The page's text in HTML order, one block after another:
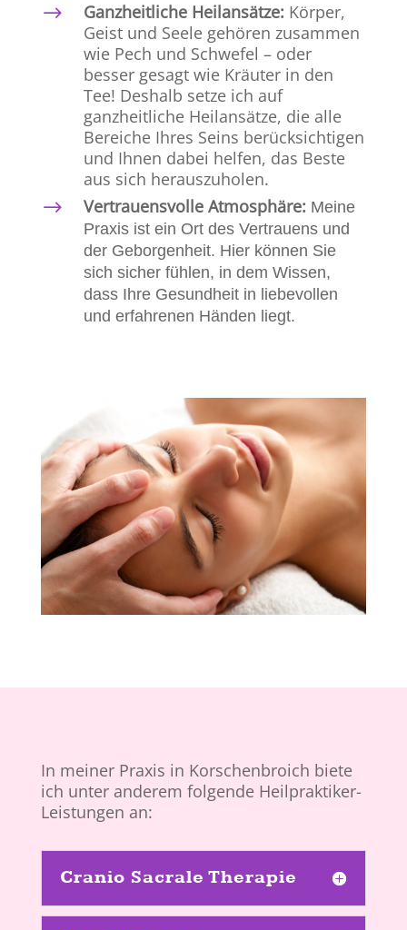
$ Ganzheitliche Heilansätze: Körper,
Geist und Seele gehören zusammen
wie Pech und Schwefel – oder
besser gesagt wie Kräuter in den
Tee! Deshalb setze ich auf
ganzheitliche Heilansätze, die alle
Bereiche Ihres Seins berücksichtigen
und Ihnen dabei helfen, das Beste
aus sich herauszuholen.
$ Vertrauensvolle Atmosphäre: Meine
Praxis ist ein Ort des Vertrauens und
der Geborgenheit. Hier können Sie
sich sicher fühlen, in dem Wissen,
dass Ihre Gesundheit in liebevollen
und erfahrenen Händen liegt.
In meiner Praxis in Korschenbroich biete
ich unter anderem folgende Heilpraktiker-
Leistungen an:
Cranio Sacrale Therapie